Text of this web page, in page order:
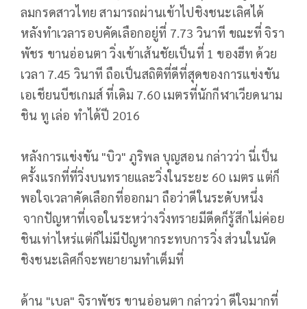
ลมกรดสาวไทย สามารถผ่านเข้าไปชิงชนะเลิศได้
หลังทำเวลารอบคัดเลือกอยู่ที่ 7.73 วินาที ขณะที่ จิรา
พัชร ขานอ่อนตา วิ่งเข้าเส้นชัยเป็นที่ 1 ของฮีท ด้วย
เวลา 7.45 วินาที ถือเป็นสถิติที่ดีที่สุดของการแข่งขัน
เอเชียนบีชเกมส์ ที่เดิม 7.60 เมตรที่นักกีฬาเวียดนาม
ชิน ทู เล่อ ทำได้ปี 2016
หลังการแข่งขัน "บิว" ภูริพล บุญสอน กล่าวว่า นี่เป็น
ครั้งแรกที่ที่วิ่งบนทรายและวิ่งในระยะ 60 เมตร แต่ก็
พอใจเวลาคัดเลือกที่ออกมา ถือว่าดีในระดับหนึ่ง
จากปัญหาที่เจอในระหว่างวิ่งทรายมีดีดก็รู้สึกไม่ค่อย
ชินเท่าไหร่แต่ก็ไม่มีปัญหากระทบการวิ่ง ส่วนในนัด
ชิงชนะเลิศก็จะพยายามทำเต็มที่
ด้าน "เบล" จิราพัชร ขานอ่อนตา กล่าวว่า ดีใจมากที่